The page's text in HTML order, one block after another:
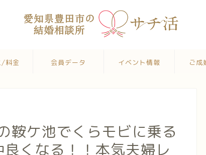
/料金 会員データ イベント情報 ご成
鞍ケ池でくらモビに乗る
くなる！！本気夫婦レ